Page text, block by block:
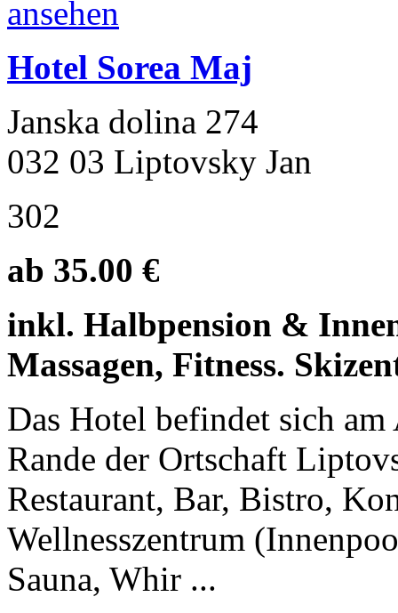
Hotel Sorea Maj
Janska dolina 274
032 03 Liptovsky Jan
302
ab 35.00 €
inkl. Halbpension &
Massagen, Fitness.
Das Hotel befindet sich am
Rande der Ortschaft
Restaurant, Bar, Bistro,
Wellnesszentrum
Sauna, Whir ...